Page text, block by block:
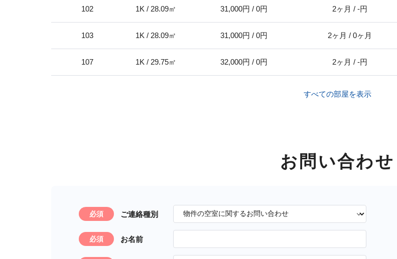
102 1K / 28.09㎡ 31,000円 / 0円 2ヶ月 / -円
103 1K / 28.09㎡ 31,000円 / 0円 2ヶ月 / 0ヶ月
107 1K / 29.75㎡ 32,000円 / 0円 2ヶ月 / -円
すべての部屋を表示
お問い合わせ
必須 ご連絡種別
必須 お名前